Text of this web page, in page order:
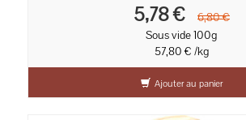
5,78 €
6,80 €
Sous vide 100g
57,80 € /kg
Ajouter au panier